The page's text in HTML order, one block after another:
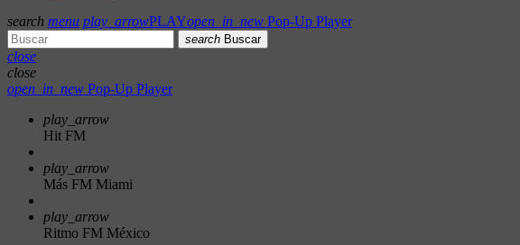
search menu play_arrowPLAYopen_in_new Pop-Up Player
search Buscar
close
close
open_in_new Pop-Up Player
play_arrow
Hit FM
play_arrow
Más FM Miami
play_arrow
Ritmo FM México